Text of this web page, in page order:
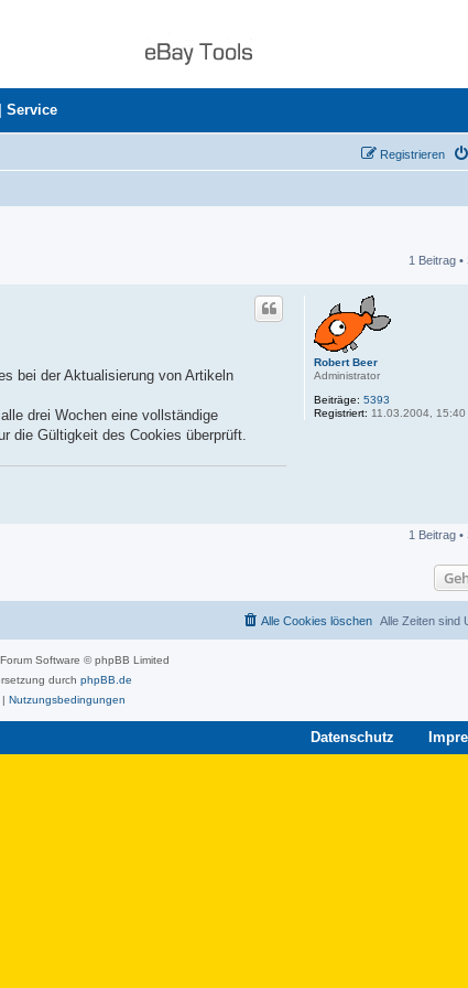
Service
Registrieren
1 Beitrag •
Robert Beer
Administrator
Beiträge: 5393
Registriert: 11.03.2004, 15:40
bei der Aktualisierung von Artikeln
drei Wochen eine vollständige
die Gültigkeit des Cookies überprüft.
1 Beitrag •
Alle Zeiten sind
Alle Cookies löschen
Software © phpBB Limited
durch phpBB.de
Nutzungsbedingungen
Datenschutz